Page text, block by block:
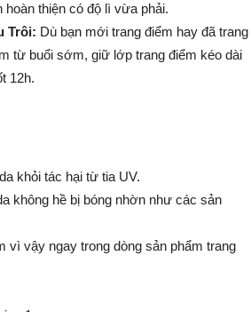
hoàn thiện có độ lì vừa phải.
Trôi: Dù bạn mới trang điểm hay đã trang
từ buổi sớm, giữ lớp trang điểm kéo dài
12h.
khỏi tác hại từ tia UV.
không hề bị bóng nhờn như các sản
vì vậy ngay trong dòng sản phẩm trang